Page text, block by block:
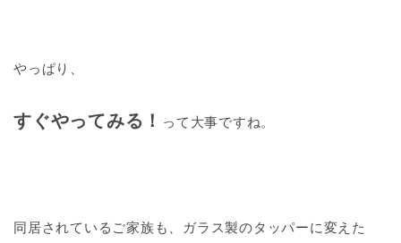
やっぱり、
すぐやってみる！ って大事ですね。
同居されているご家族も、ガラス製のタッパーに変えた